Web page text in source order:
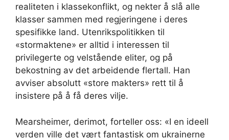
realiteten i klassekonflikt, og nekter å slå alle
klasser sammen med regjeringene i deres
spesifikke land. Utenrikspolitikken til
«stormaktene» er alltid i interessen til
privilegerte og velstående eliter, og på
bekostning av det arbeidende flertall. Han
avviser absolutt «store makters» rett til å
insistere på å få deres vilje.
Mearsheimer, derimot, forteller oss: «I en ideell
verden ville det vært fantastisk om ukrainerne